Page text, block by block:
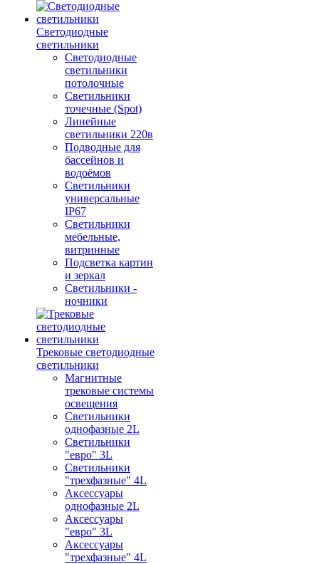
Светодиодные
светильники
Светодиодные
светильники
потолочные
Светильники
точечные (Spot)
Линейные
светильники 220в
Подводные для
бассейнов и
водоёмов
Светильники
универсальные
IP67
Светильники
мебельные,
витринные
Подсветка картин
и зеркал
Светильники -
ночники
Трековые светодиодные
светильники
Магнитные
трековые системы
освещения
Светильники
однофазные 2L
Светильники
"евро" 3L
Светильники
"трехфазные" 4L
Аксессуары
однофазные 2L
Аксессуары
"евро" 3L
Аксессуары
"трехфазные" 4L